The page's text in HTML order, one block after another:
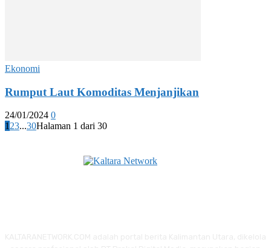
Ekonomi
Rumput Laut Komoditas Menjanjikan
24/01/2024 0
123...30Halaman 1 dari 30